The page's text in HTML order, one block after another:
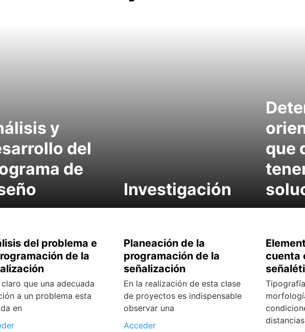
y
del
de
Investigación
que
del problema e
de la
claro que una adecuada
a un problema esta
en
Planeación de la
programación de la
señalización
En la realización de esta clase
de proyectos es indispensable
observar una
Acceder
cuenta